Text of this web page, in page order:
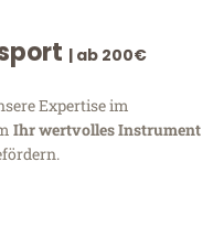
| ab 200€
Expertise im
Ihr wertvolles Instrument